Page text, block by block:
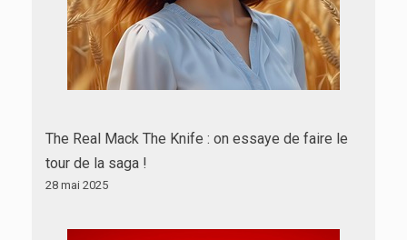
The Real Mack The Knife : on essaye de faire le
tour de la saga !
28 mai 2025